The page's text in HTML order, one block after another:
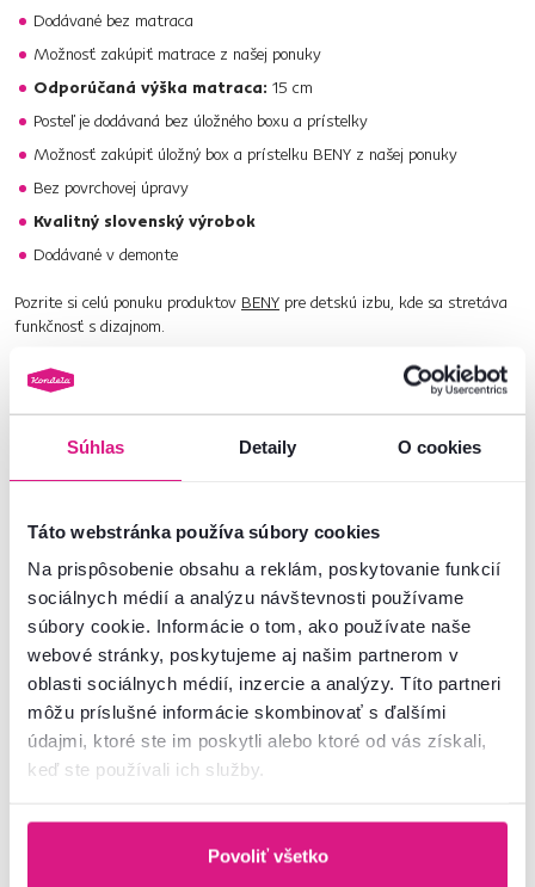
Súhlas Detaily O cookies
Táto webstránka používa súbory cookies
Na prispôsobenie obsahu a reklám, poskytovanie funkcií
sociálnych médií a analýzu návštevnosti používame
súbory cookie. Informácie o tom, ako používate naše
webové stránky, poskytujeme aj našim partnerom v
oblasti sociálnych médií, inzercie a analýzy. Títo partneri
môžu príslušné informácie skombinovať s ďalšími
údajmi, ktoré ste im poskytli alebo ktoré od vás získali,
keď ste používali ich služby.
Povoliť všetko
Dodávané bez matraca
Možnosť zakúpiť matrace z našej ponuky
Odporúčaná výška matraca: 15 cm
Posteľ je dodávaná bez úložného boxu a prístelky
Možnosť zakúpiť úložný box a prístelku BENY z našej ponuky
Bez povrchovej úpravy
Kvalitný slovenský výrobok
Dodávané v demonte
Pozrite si celú ponuku produktov BENY pre detskú izbu, kde sa stretáva
funkčnosť s dizajnom.
Hľadáte iný typ detskej postele alebo vám nesedí farba? Nahliadnite do
našejponuky
Číslo produktu : 0000403428
Základné parametre
Rozmery a špecifikácie
Informácie o balení
Montážny návod
Kontaktujte nás a my vám radi poradíme